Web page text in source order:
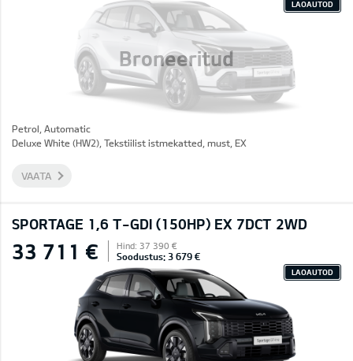
Broneeritud
LAOAUTOD
Petrol, Automatic
Deluxe White (HW2), Tekstiilist istmekatted, must, EX
VAATA
SPORTAGE 1,6 T-GDI (150HP) EX 7DCT 2WD
33 711 € Hind: 37 390 €
Soodustus: 3 679 €
LAOAUTOD